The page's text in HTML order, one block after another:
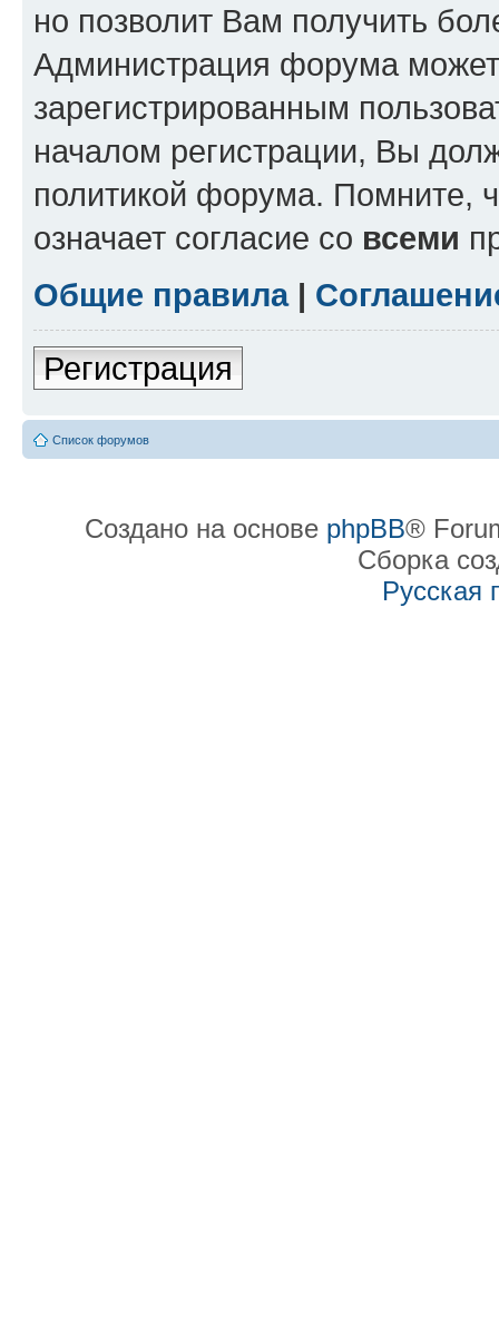
но позволит Вам получить
Администрация форума может
зарегистрированным
началом регистрации, Вы
политикой форума. Помните,
означает согласие со всеми
Общие правила|
Регистрация
Список форумов
Создано на основе phpBB®
Сборка
Русская